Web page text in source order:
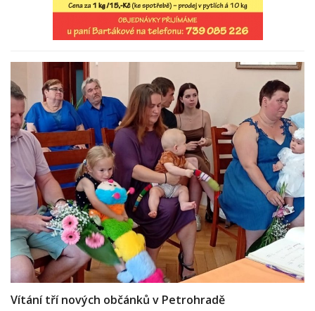
Vítání tří nových občánků v Petrohradě